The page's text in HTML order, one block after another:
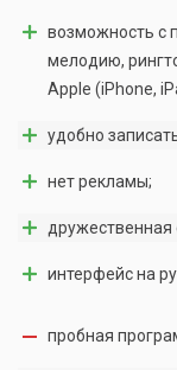
возможность с
мелодию,
Apple (iPhone,
удобно
нет рекламы;
интерфейс на
пробная